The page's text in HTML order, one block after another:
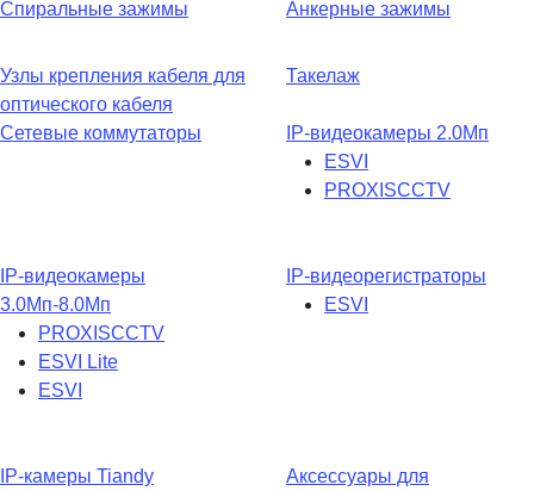
Спиральные зажимы Анкерные зажимы
Узлы крепления кабеля для
оптического кабеля
Такелаж
Сетевые коммутаторы
IP-видеокамеры 2.0Мп
ESVI
PROXISCCTV
IP-видеокамеры
3.0Мп-8.0Мп
PROXISCCTV
ESVI Lite
ESVI
IP-видеорегистраторы
ESVI
IP-камеры Tiandy Аксессуары для